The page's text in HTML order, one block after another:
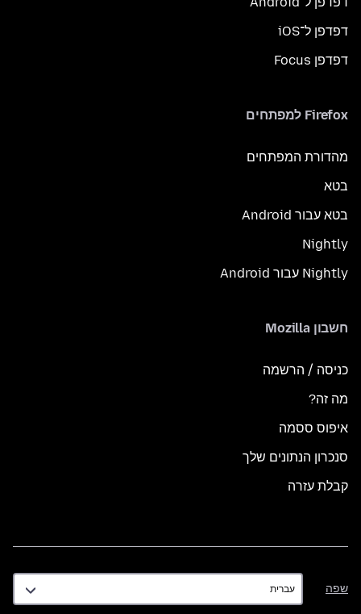
דפדפן ל־iOS
דפדפן Focus
Firefox למפתחים
מהדורת המפתחים
בטא
בטא עבור Android
Nightly
Nightly עבור Android
חשבון Mozilla
כניסה / הרשמה
מה זה?
איפוס ססמה
סנכרון הנתונים שלך
קבלת עזרה
שפה
שפה